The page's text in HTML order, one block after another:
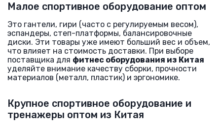
Малое спортивное оборудование оптом
Это гантели, гири (часто с регулируемым весом),
эспандеры, степ-платформы, балансировочные
диски. Эти товары уже имеют больший вес и объем,
что влияет на стоимость доставки. При выборе
поставщика для фитнес оборудования из Китая
уделяйте внимание качеству сборки, прочности
материалов (металл, пластик) и эргономике.
Крупное спортивное оборудование и
тренажеры оптом из Китая